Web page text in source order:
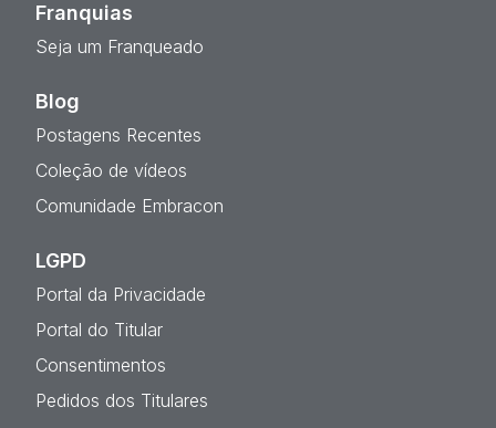
Franquias
Seja um Franqueado
Blog
Postagens Recentes
Coleção de vídeos
Comunidade Embracon
LGPD
Portal da Privacidade
Portal do Titular
Consentimentos
Pedidos dos Titulares